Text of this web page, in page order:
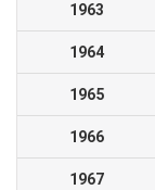
1963
1964
1965
1966
1967